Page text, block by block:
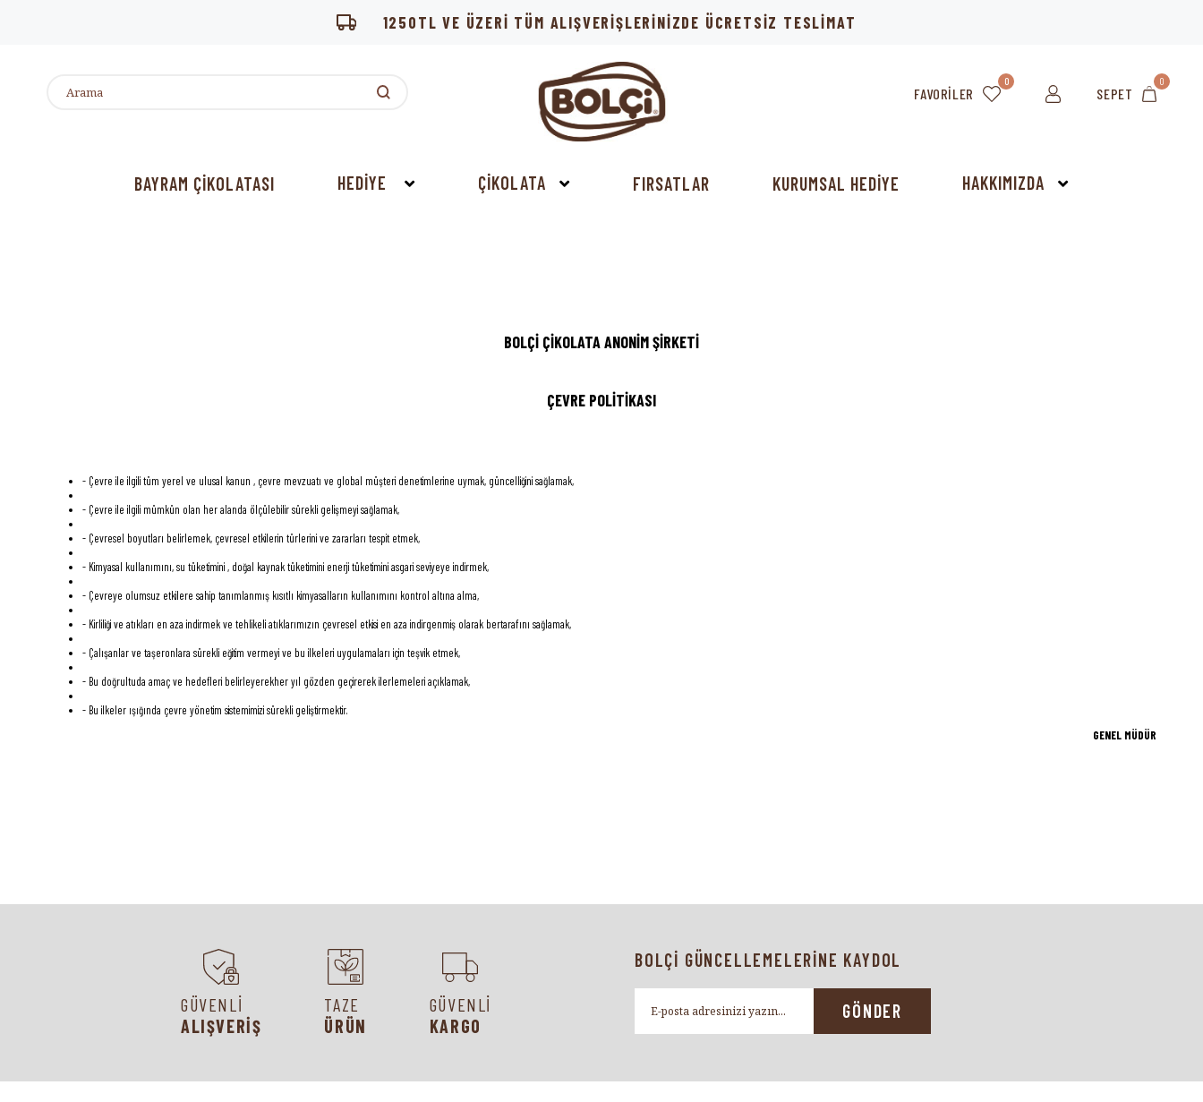
1250TL VE ÜZERİ TÜM ALIŞVERİŞLERİNİZDE ÜCRETSİZ TESLİMAT
SEPET
0
FAVORILER
0
BAYRAM ÇİKOLATASI HEDİYE ÇİKOLATA FIRSATLAR KURUMSAL HEDİYE HAKKIMIZDA
BOLÇİ ÇİKOLATA ANONİM ŞİRKETİ
ÇEVRE POLİTİKASI
- Çevre ile ilgili tüm yerel ve ulusal kanun , çevre mevzuatı ve global müşteri denetimlerine uymak, güncelliğini sağlamak,
- Çevre ile ilgili mümkün olan her alanda ölçülebilir sürekli gelişmeyi sağlamak,
- Çevresel boyutları belirlemek, çevresel etkilerin türlerini ve zararları tespit etmek,
- Kimyasal kullanımını, su tüketimini , doğal kaynak tüketimini enerji tüketimini asgari seviyeye indirmek,
- Çevreye olumsuz etkilere sahip tanımlanmış kısıtlı kimyasalların kullanımını kontrol altına alma,
- Kirliliği ve atıkları en aza indirmek ve tehlikeli atıklarımızın çevresel etkisi en aza indirgenmiş olarak bertarafını sağlamak,
- Çalışanlar ve taşeronlara sürekli eğitim vermeyi ve bu ilkeleri uygulamaları için teşvik etmek,
- Bu doğrultuda amaç ve hedefleri belirleyerekher yıl gözden geçirerek ilerlemeleri açıklamak,
- Bu ilkeler ışığında çevre yönetim sistemimizi sürekli geliştirmektir.
GENEL MÜDÜR
GÜVENLİ
ALIŞVERİŞ
TAZE
ÜRÜN
GÜVENLİ
KARGO
BOLÇİ GÜNCELLEMELERİNE KAYDOL
GÖNDER